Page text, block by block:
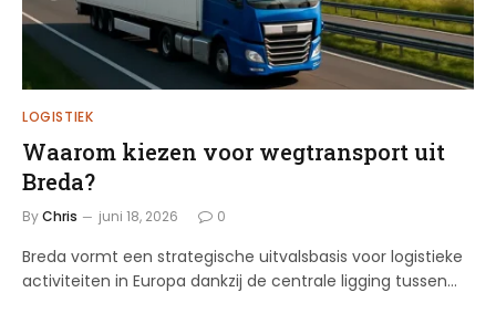
LOGISTIEK
Waarom kiezen voor wegtransport uit
Breda?
ByChris juni 18, 2026 0
Breda vormt een strategische uitvalsbasis voor logistieke
activiteiten in Europa dankzij de centrale ligging tussen…